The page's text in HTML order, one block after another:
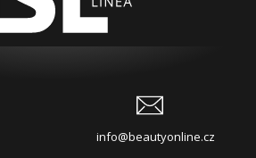
info@beautyonline.cz